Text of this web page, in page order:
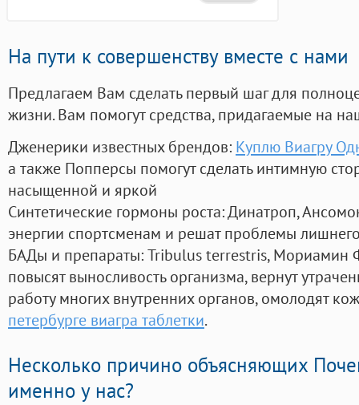
На пути к совершенству вместе с нами
Предлагаем Вам сделать первый шаг для
жизни. Вам помогут средства, придагаемые на
Дженерики известных брендов: Куплю Виагру
а также Попперсы помогут сделать интимную
насыщенной и яркой
Синтетические гормоны роста: Динатроп,
энергии спортсменам и решат проблемы
БАДы и препараты:Tribulus terrestris, Мориамин
повысят выносливость организма, вернут
работу многих внутренних органов, омолодят
петербурге виагра таблетки.
Несколько причино объясняющих
именно у нас?